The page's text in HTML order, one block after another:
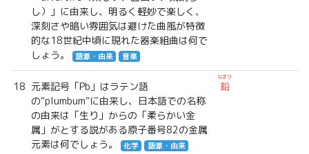
し）」に由来し、明るく軽妙で楽しく、
深刻さや暗い雰囲気は避けた曲風が特徴
的な18世紀中頃に現れた器楽組曲は何で
しょう。
語源・由来 音楽
18 元素記号「Pb」はラテン語
の“plumbum”に由来し、日本語での名称
の由来は「生り」からの「柔らかい金
属」がとする説がある原子番号82の金属
元素は何でしょう。
化学 語源・由来
鉛
なまり